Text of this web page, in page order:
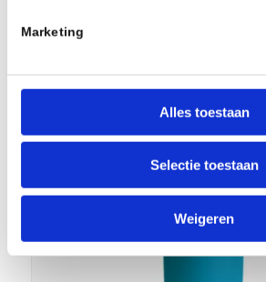
Marketing
Alles toestaan
Selectie toestaan
Weigeren